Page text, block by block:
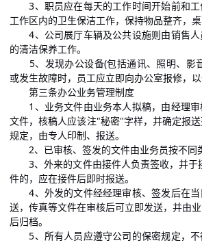
3、职员应在每天的工作时间开始前和工
工作区内的卫生保洁工作，保持物品整齐，桌
4、公司展厅车辆及公共设施则由销售人
的清洁保养工作。
5、发现办公设备(包括通讯、照明、影
或发生故障时，员工应立即向办公室报修，以
第三条办公业务管理制度
1、业务文件由业务本人拟稿，由经理审
文件，核稿人应该注"秘密"字样，并确定报
规定，由专人印制、报送。
2、已审核、签发的文件由业务员按不同
3、外来的文件由接件人负责签收，并于
件的，应在接件后即时报送。
4、外发的文件经经理审核、签发后在当
送，传真等文件在审核后可立即发送，并由
后归档。
5、所有人员应遵守公司的保密规定，不